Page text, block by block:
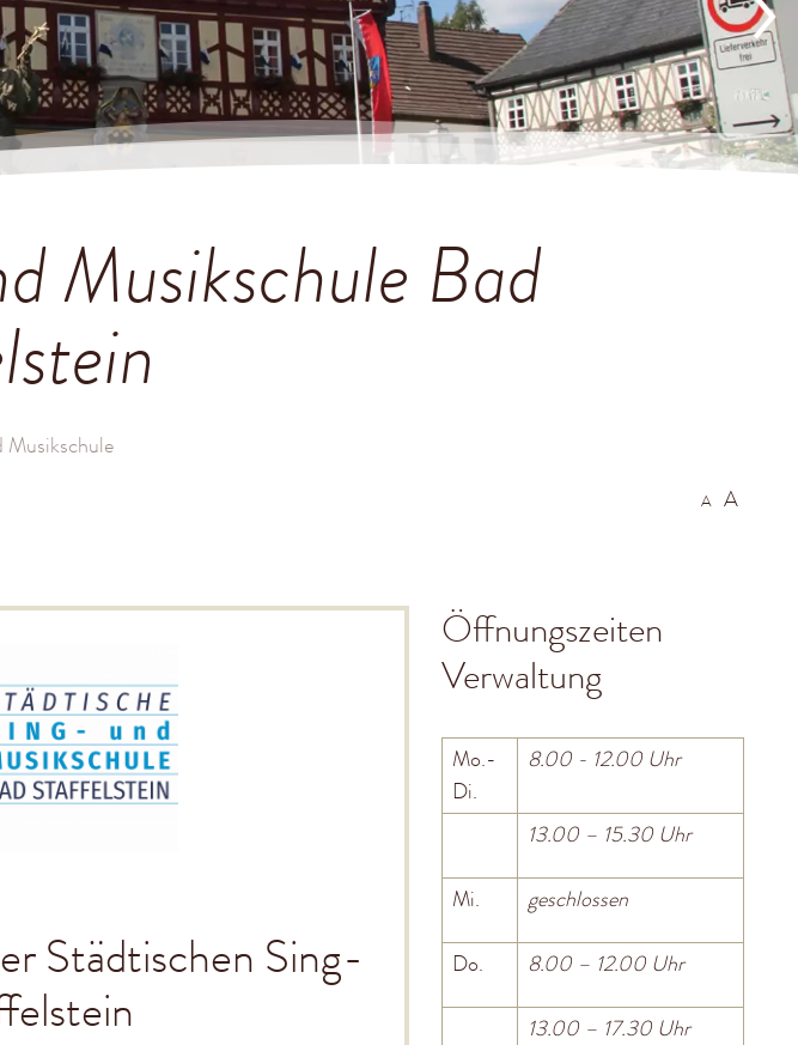
Musikschule Bad
Musikschule
A A
Städtischen Sing-
Öffnungszeiten
Verwaltung
Mo.-
Di.
8.00 - 12.00 Uhr
13.00 – 15.30 Uhr
Mi. geschlossen
Do. 8.00 – 12.00 Uhr
13.00 – 17.30 Uhr